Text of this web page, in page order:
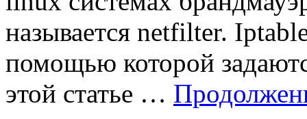
называется netfilter.
помощью которой
этой статье …